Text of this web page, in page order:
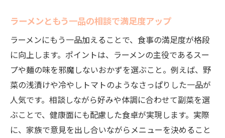
ラーメンともう一品の相談で満足度アップ
ラーメンにもう一品加えることで、食事の満足度が格段
に向上します。ポイントは、ラーメンの主役であるスー
プや麺の味を邪魔しないおかずを選ぶこと。例えば、野
菜の浅漬けや冷やしトマトのようなさっぱりした一品が
人気です。相談しながら好みや体調に合わせて副菜を選
ぶことで、健康面にも配慮した食卓が実現します。実際
に、家族で意見を出し合いながらメニューを決めること